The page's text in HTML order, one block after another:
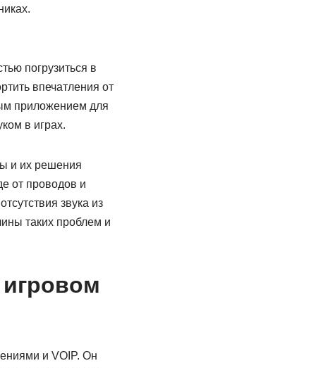
погрузиться в
впечатления от
приложением для
в играх.
и их решения
от проводов и
звука из
таких проблем и
и VOIP. Он